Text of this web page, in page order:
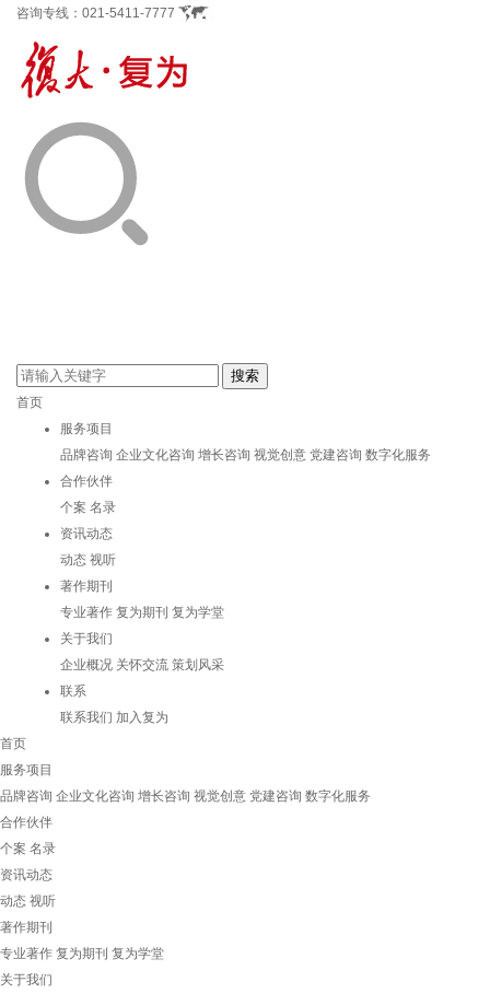
咨询专线： 021-5411-7777
首页
服务项目
品牌咨询 企业文化咨询 增长咨询 视觉创意 党建咨询 数字化服务
合作伙伴
个案 名录
资讯动态
动态 视听
著作期刊
专业著作 复为期刊 复为学堂
关于我们
企业概况 关怀交流 策划风采
联系
联系我们 加入复为
首页
服务项目
品牌咨询 企业文化咨询 增长咨询 视觉创意 党建咨询 数字化服务
合作伙伴
个案 名录
资讯动态
动态 视听
著作期刊
专业著作 复为期刊 复为学堂
关于我们